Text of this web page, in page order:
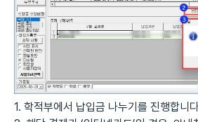
1. 학적부에서 납입금 나누기를 진행합니